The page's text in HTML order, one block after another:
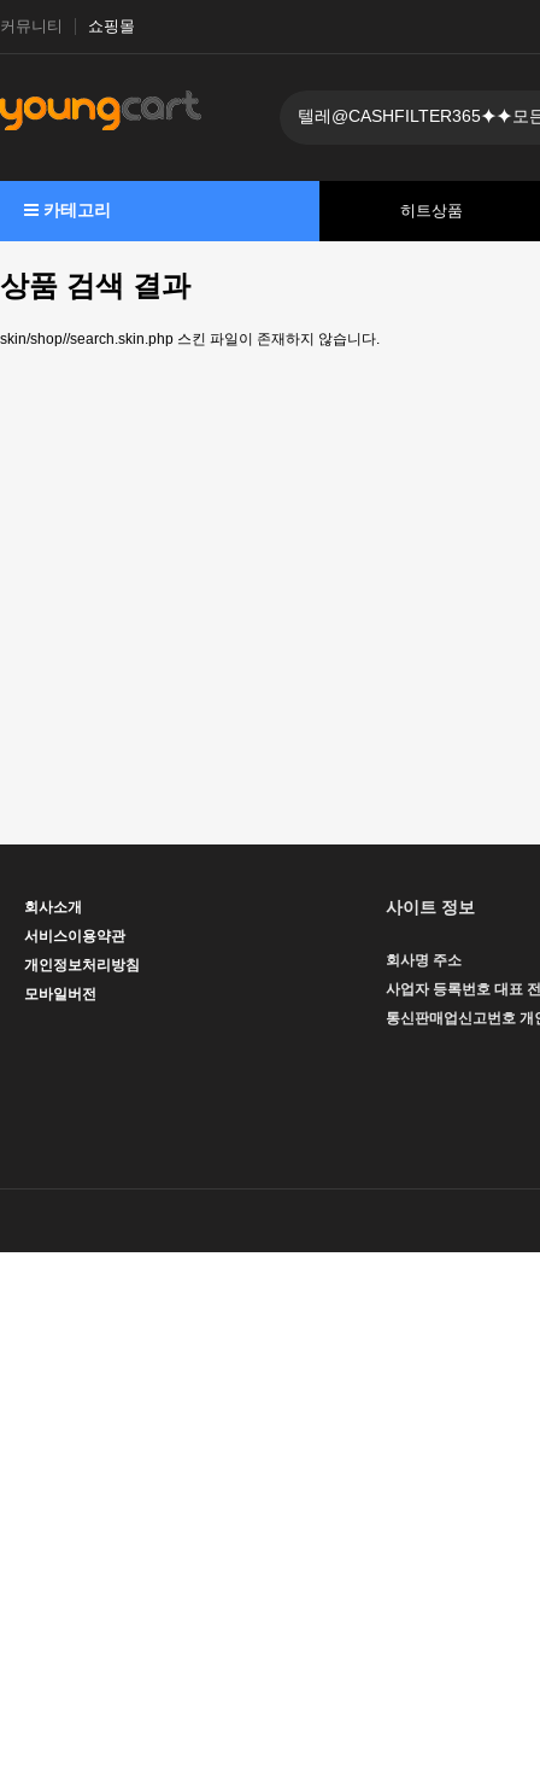
커뮤니티 쇼핑몰
카테고리 히트상품
상품 검색 결과
skin/shop//search.skin.php 스킨 파일이 존재하지 않습니다.
회사소개
서비스이용약관
개인정보처리방침
모바일버전
사이트 정보
회사명 주소
사업자 등록번호 대표
통신판매업신고번호 개